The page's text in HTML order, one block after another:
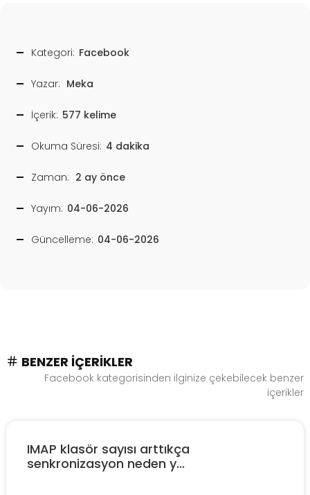
Kategori: Facebook
Yazar: Meka
İçerik: 577 kelime
Okuma Süresi: 4 dakika
Zaman: 2 ay önce
Yayım: 04-06-2026
Güncelleme: 04-06-2026
BENZER İÇERIKLER
Facebook kategorisinden ilginize çekebilecek benzer
içerikler
IMAP klasör sayısı arttıkça
senkronizasyon neden y...